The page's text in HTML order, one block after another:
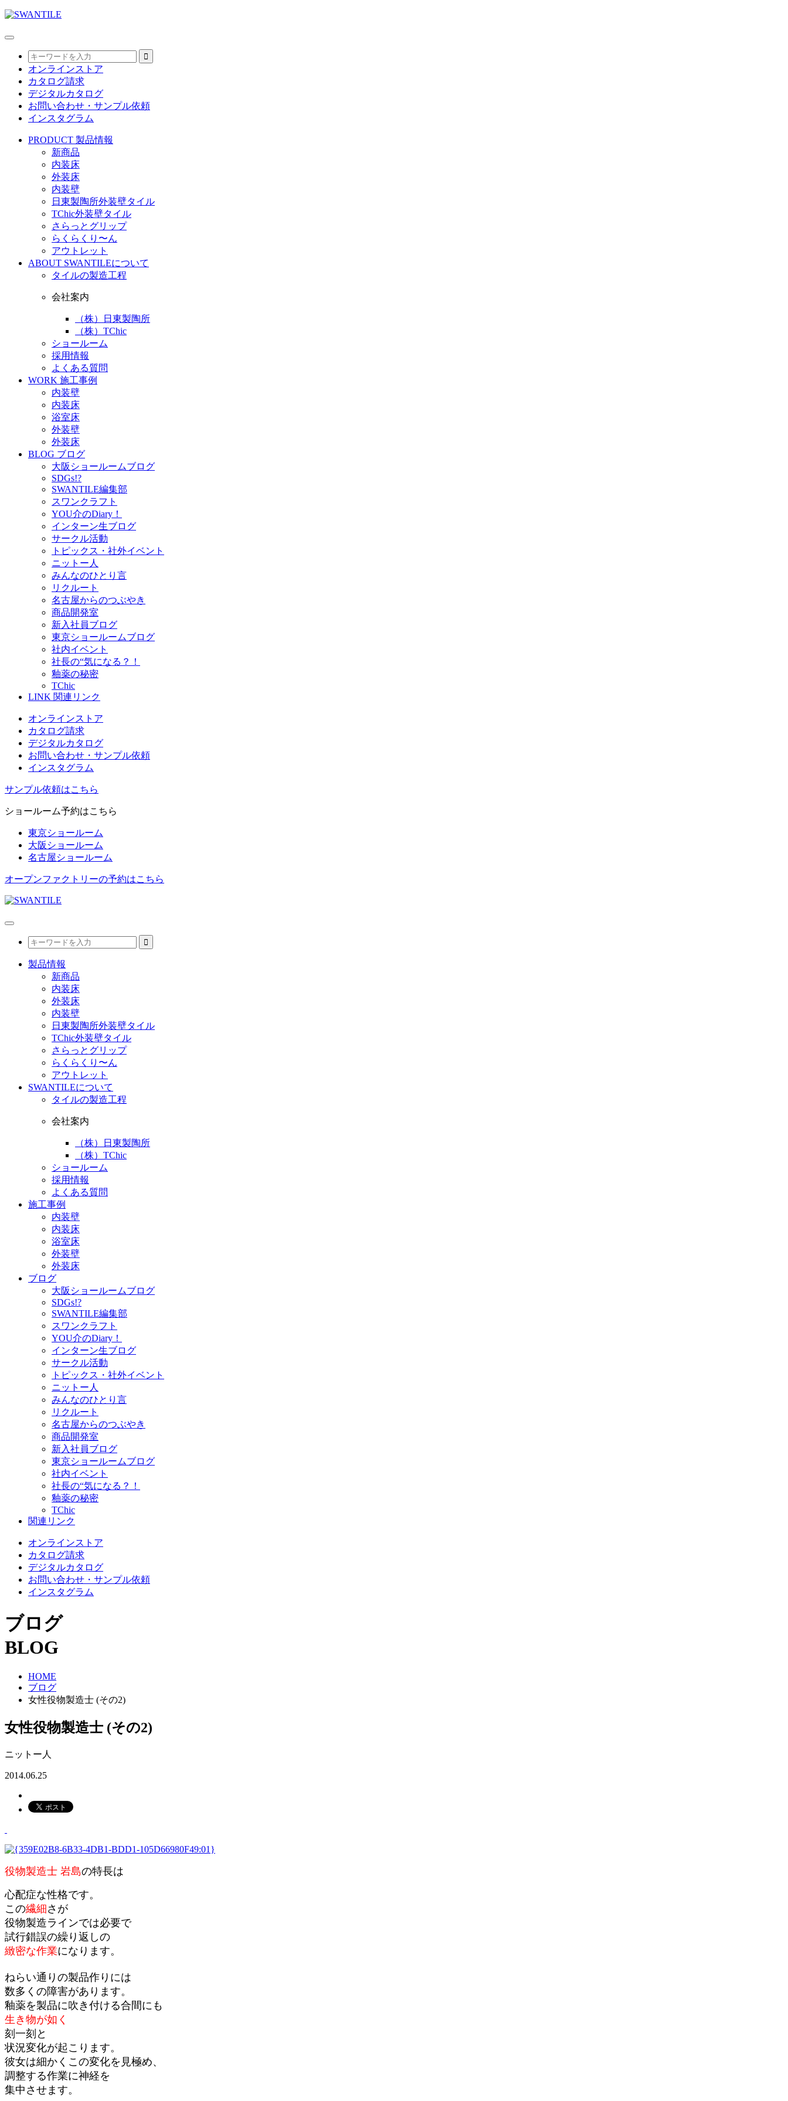
オンラインストア
カタログ請求
デジタルカタログ
お問い合わせ・サンプル依頼
インスタグラム
PRODUCT 製品情報
新商品
内装床
外装床
内装壁
日東製陶所外装壁タイル
TChic外装壁タイル
さらっとグリップ
らくらくり〜ん
アウトレット
ABOUT SWANTILEについて
タイルの製造工程
会社案内
（株）日東製陶所
（株）TChic
ショールーム
採用情報
よくある質問
WORK 施工事例
内装壁
内装床
浴室床
外装壁
外装床
BLOG ブログ
大阪ショールームブログ
SDGs!?
SWANTILE編集部
スワンクラフト
YOU介のDiary！
インターン生ブログ
サークル活動
トピックス・社外イベント
ニットー人
みんなのひとり言
リクルート
名古屋からのつぶやき
商品開発室
新入社員ブログ
東京ショールームブログ
社内イベント
社長の“気になる？！
釉薬の秘密
TChic
LINK 関連リンク
オンラインストア
カタログ請求
デジタルカタログ
お問い合わせ・サンプル依頼
インスタグラム
サンプル依頼はこちら
ショールーム予約はこちら
東京ショールーム
大阪ショールーム
名古屋ショールーム
オープンファクトリーの予約はこちら
製品情報
新商品
内装床
外装床
内装壁
日東製陶所外装壁タイル
TChic外装壁タイル
さらっとグリップ
らくらくり〜ん
アウトレット
SWANTILEについて
タイルの製造工程
会社案内
（株）日東製陶所
（株）TChic
ショールーム
採用情報
よくある質問
施工事例
内装壁
内装床
浴室床
外装壁
外装床
ブログ
大阪ショールームブログ
SDGs!?
SWANTILE編集部
スワンクラフト
YOU介のDiary！
インターン生ブログ
サークル活動
トピックス・社外イベント
ニットー人
みんなのひとり言
リクルート
名古屋からのつぶやき
商品開発室
新入社員ブログ
東京ショールームブログ
社内イベント
社長の“気になる？！
釉薬の秘密
TChic
関連リンク
オンラインストア
カタログ請求
デジタルカタログ
お問い合わせ・サンプル依頼
インスタグラム
ブログ
BLOG
HOME
ブログ
女性役物製造士 (その2)
女性役物製造士 (その2)
ニットー人
2014.06.25
役物製造士 岩島の特長は
心配症な性格です。
この繊細さが
役物製造ラインでは必要で
試行錯誤の繰り返しの
緻密な作業になります。
ねらい通りの製品作りには
数多くの障害があります。
釉薬を製品に吹き付ける合間にも
生き物が如く
刻一刻と
状況変化が起こります。
彼女は細かくこの変化を見極め、
調整する作業に神経を
集中させます。